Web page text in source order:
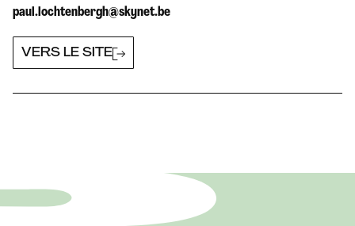
paul.lochtenbergh@skynet.be
VERS LE SITE